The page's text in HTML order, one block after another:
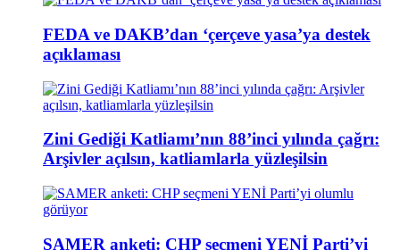
FEDA ve DAKB’dan ‘çerçeve yasa’ya destek
açıklaması
Zini Gediği Katliamı’nın 88’inci yılında çağrı:
Arşivler açılsın, katliamlarla yüzleşilsin
SAMER anketi: CHP seçmeni YENİ Parti’yi